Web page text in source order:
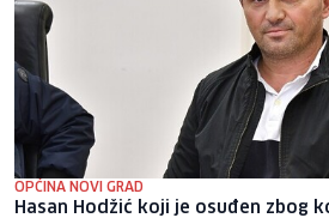
OPĆINA NOVI GRAD
Hasan Hodžić koji je osuđen zbog